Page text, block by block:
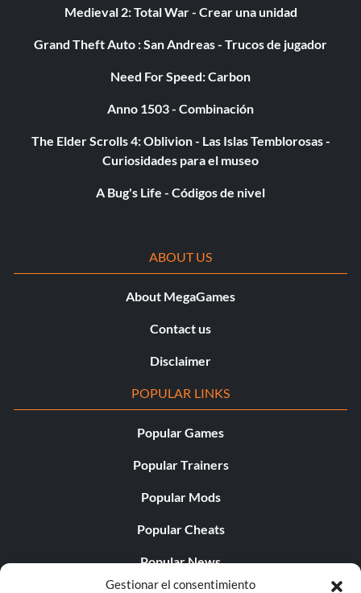
Gestionar el consentimiento
Medieval 2: Total War - Crear una unidad
Grand Theft Auto : San Andreas - Trucos de jugador
Need For Speed: Carbon
Anno 1503 - Combinación
The Elder Scrolls 4: Oblivion - Las Islas Temblorosas -
Curiosidades para el museo
A Bug's Life - Códigos de nivel
ABOUT US
About MegaGames
Contact us
Disclaimer
POPULAR LINKS
Popular Games
Popular Trainers
Popular Mods
Popular Cheats
Popular News